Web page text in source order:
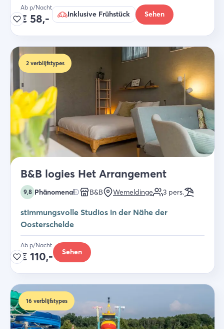
Ab p/Nacht
€ 58,- Inklusive Frühstück Sehen
2 verblijfstypes
B&B logies Het Arrangement
9,8 Phänomenal B&B Wemeldinge 3 pers.
stimmungsvolle Studios in der Nähe der
Oosterschelde
Ab p/Nacht
€ 110,- Sehen
16 verblijfstypes